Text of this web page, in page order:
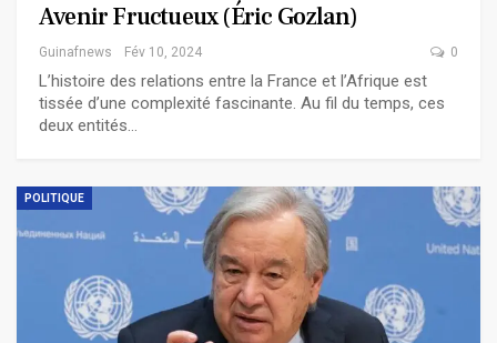
Avenir Fructueux (Éric Gozlan)
Guinafnews Fév 10, 2024 0
L’histoire des relations entre la France et l’Afrique est
tissée d’une complexité fascinante. Au fil du temps, ces
deux entités…
POLITIQUE